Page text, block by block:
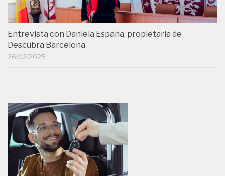
Entrevista con Daniela España, propietaria de
Descubra Barcelona
26/02/2025